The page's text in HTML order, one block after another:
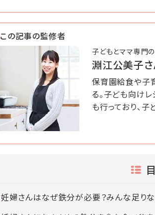
この記事の監修者
子どもとママ専門
淵江公美子
保育園給食や子
る。子ども向け
も行っており、
妊婦さんはなぜ鉄分が必要？みんな足りな